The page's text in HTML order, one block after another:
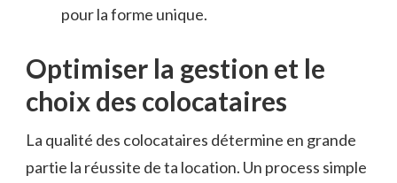
pour la forme unique.
Optimiser la gestion et le
choix des colocataires
La qualité des colocataires détermine en grande
partie la réussite de ta location. Un process simple